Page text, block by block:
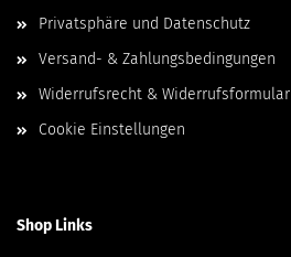
Privatsphäre und Datenschutz
Versand- & Zahlungsbedingungen
Widerrufsrecht & Widerrufsformular
Cookie Einstellungen
Shop Links